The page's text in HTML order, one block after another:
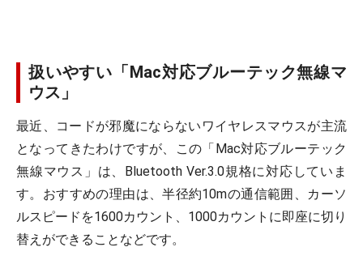
扱いやすい「Mac対応ブルーテック無線マ
ウス」
最近、コードが邪魔にならないワイヤレスマウスが主流
となってきたわけですが、この「Mac対応ブルーテック
無線マウス」は、Bluetooth Ver.3.0規格に対応していま
す。おすすめの理由は、半径約10mの通信範囲、カーソ
ルスピードを1600カウント、1000カウントに即座に切り
替えができることなどです。